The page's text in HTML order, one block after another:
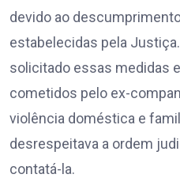
devido ao
estabelecidas pela
solicitado essas medidas
cometidos pelo ex-
violência doméstica e
desrespeitava a ordem
contatá-la.